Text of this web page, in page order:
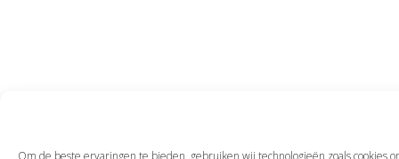
Om de beste ervaringen te bieden, gebruiken wij technologieën zoals cookies